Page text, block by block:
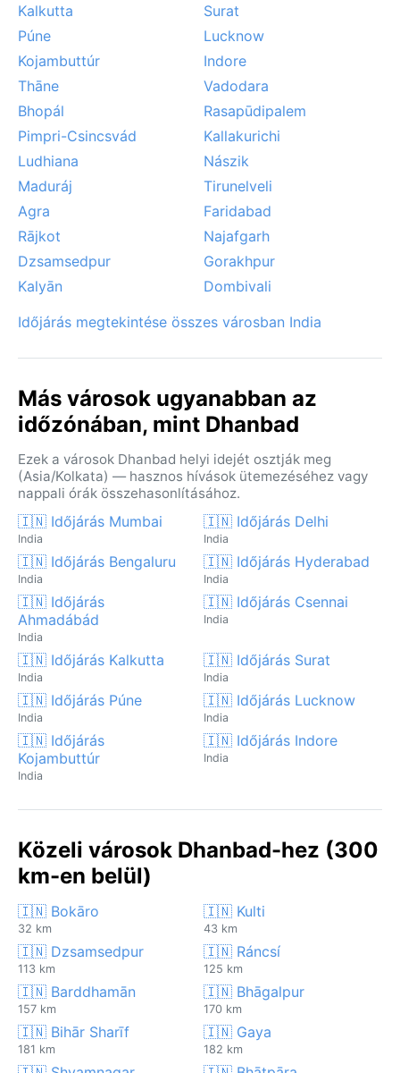
Kalkutta
Surat
Púne
Lucknow
Kojambuttúr
Indore
Thāne
Vadodara
Bhopál
Rasapūdipalem
Pimpri-Csincsvád
Kallakurichi
Ludhiana
Nászik
Maduráj
Tirunelveli
Agra
Faridabad
Rājkot
Najafgarh
Dzsamsedpur
Gorakhpur
Kalyān
Dombivali
Időjárás megtekintése összes városban India
Más városok ugyanabban az
időzónában, mint Dhanbad
Ezek a városok Dhanbad helyi idejét osztják meg
(Asia/Kolkata) — hasznos hívások ütemezéséhez vagy
nappali órák összehasonlításához.
🇮🇳 Időjárás Mumbai
India
🇮🇳 Időjárás Delhi
India
🇮🇳 Időjárás Bengaluru
India
🇮🇳 Időjárás Hyderabad
India
🇮🇳 Időjárás
Ahmadábád
India
🇮🇳 Időjárás Csennai
India
🇮🇳 Időjárás Kalkutta
India
🇮🇳 Időjárás Surat
India
🇮🇳 Időjárás Púne
India
🇮🇳 Időjárás Lucknow
India
🇮🇳 Időjárás
Kojambuttúr
India
🇮🇳 Időjárás Indore
India
Közeli városok Dhanbad-hez (300
km-en belül)
🇮🇳 Bokāro
32 km
🇮🇳 Kulti
43 km
🇮🇳 Dzsamsedpur
113 km
🇮🇳 Ráncsí
125 km
🇮🇳 Barddhamān
157 km
🇮🇳 Bhāgalpur
170 km
🇮🇳 Bihār Sharīf
181 km
🇮🇳 Gaya
182 km